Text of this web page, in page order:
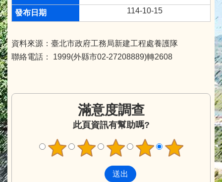
114-10-15
資料來源：臺北市政府工務局新建工程處養護隊
聯絡電話： 1999(外縣市02-27208889)轉2608
滿意度調查
此頁資訊有幫助嗎?